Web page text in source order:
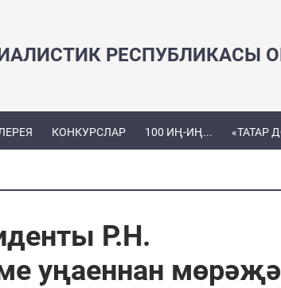
РЕСПУБЛИКАСЫ
КОНКУРСЛАР 100 ИҢ-ИҢ... «ТАТАР
Р.Н.
уңаеннан